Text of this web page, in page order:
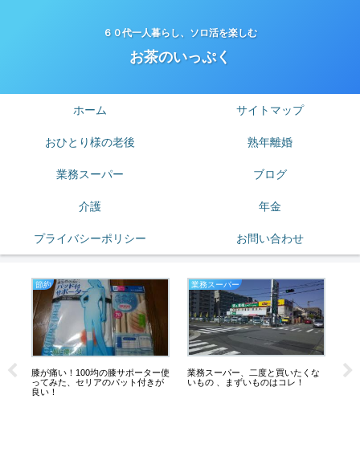
６０代一人暮らし、ソロ活を楽しむ
お茶のいっぷく
ホーム サイトマップ
おひとり様の老後 熟年離婚
業務スーパー ブログ
介護 年金
プライバシーポリシー お問い合わせ
節約
膝が痛い！100均の膝サポーター使
ってみた、セリアのパット付きが
良い！
業務スーパー
業務スーパー、二度と買いたくな
いもの 、まずいものはコレ！
６